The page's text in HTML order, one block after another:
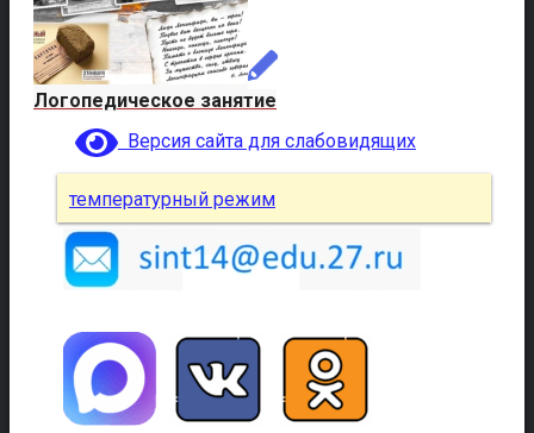
Логопедическое занятие
Версия сайта для слабовидящих
температурный режим